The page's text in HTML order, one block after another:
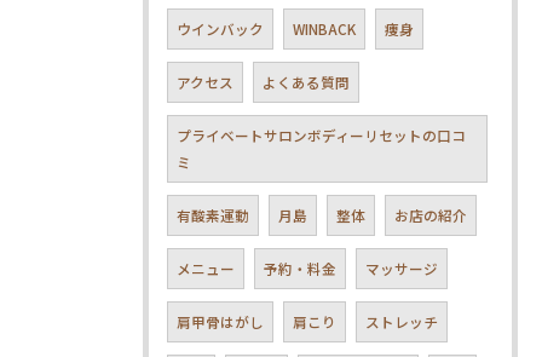
ウインバック WINBACK 痩身
アクセス よくある質問
プライベートサロンボディーリセットの口コ
ミ
有酸素運動 月島 整体 お店の紹介
メニュー 予約・料金 マッサージ
肩甲骨はがし 肩こり ストレッチ